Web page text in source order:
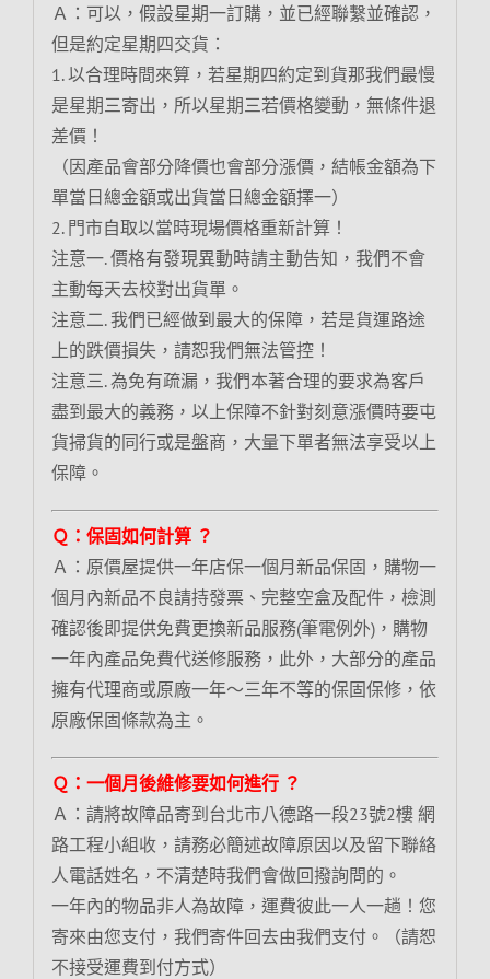
Ａ：可以，假設星期一訂購，並已經聯繫並確認，
但是約定星期四交貨：
1. 以合理時間來算，若星期四約定到貨那我們最慢
是星期三寄出，所以星期三若價格變動，無條件退
差價！
（因產品會部分降價也會部分漲價，結帳金額為下
單當日總金額或出貨當日總金額擇一）
2. 門市自取以當時現場價格重新計算！
注意一. 價格有發現異動時請主動告知，我們不會
主動每天去校對出貨單。
注意二. 我們已經做到最大的保障，若是貨運路途
上的跌價損失，請恕我們無法管控！
注意三. 為免有疏漏，我們本著合理的要求為客戶
盡到最大的義務，以上保障不針對刻意漲價時要屯
貨掃貨的同行或是盤商，大量下單者無法享受以上
保障。
Ｑ：保固如何計算 ？
Ａ：原價屋提供一年店保一個月新品保固，購物一
個月內新品不良請持發票、完整空盒及配件，檢測
確認後即提供免費更換新品服務(筆電例外)，購物
一年內產品免費代送修服務，此外，大部分的產品
擁有代理商或原廠一年～三年不等的保固保修，依
原廠保固條款為主。
Ｑ：一個月後維修要如何進行 ？
Ａ：請將故障品寄到台北市八德路一段23號2樓 網
路工程小組收，請務必簡述故障原因以及留下聯絡
人電話姓名，不清楚時我們會做回撥詢問的。
一年內的物品非人為故障，運費彼此一人一趟！您
寄來由您支付，我們寄件回去由我們支付。（請恕
不接受運費到付方式）